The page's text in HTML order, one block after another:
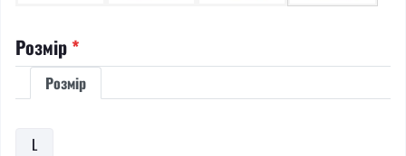
Розмір *
Розмір
L